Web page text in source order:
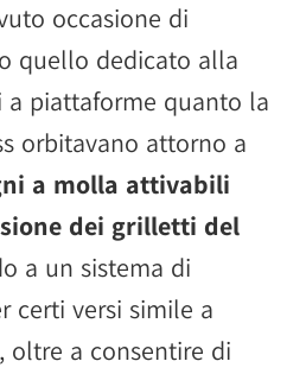
occasione di
quello dedicato alla
a piattaforme quanto la
orbitavano attorno a
a molla attivabili
dei grilletti del
a un sistema di
certi versi simile a
oltre a consentire di